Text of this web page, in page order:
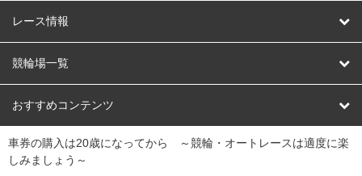
競輪
オートレース
競輪くじ
Dokanto!
レース情報
レース予想
レース結果
キャリーオーバー一覧
競輪場一覧
北日本 函館競輪場
関
東
弥彦競輪場 前橋競輪場 取手競輪場 宇都宮競輪場
おすすめコンテンツ
競輪選手情報
車券の購入は20歳になってから ～競輪・オートレースは適度に楽
しみましょう～